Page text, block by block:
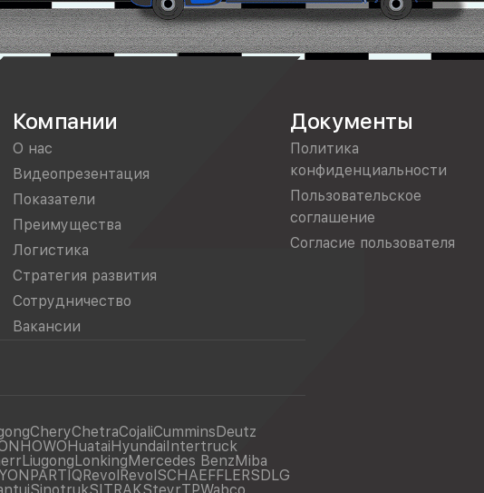
Компании
О нас
Видеопрезентация
Показатели
Преимущества
Логистика
Стратегия развития
Сотрудничество
Вакансии
Документы
Политика
конфиденциальности
Пользовательское
соглашение
Согласие пользователя
CheryChetraCojaliCumminsDeutz
HOWOHuataiHyundaiIntertruck
LiugongLonkingMercedes BenzMiba
PARTIQRevolRevolSCHAEFFLERSDLG